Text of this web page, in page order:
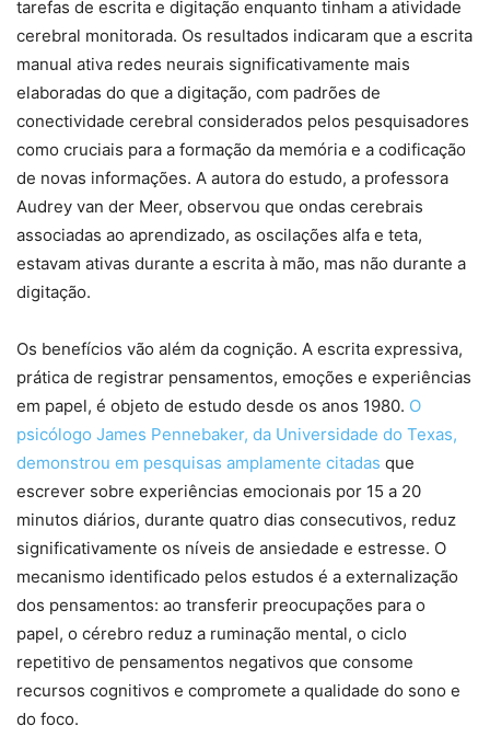
tarefas de escrita e digitação enquanto tinham a atividade
cerebral monitorada. Os resultados indicaram que a escrita
manual ativa redes neurais significativamente mais
elaboradas do que a digitação, com padrões de
conectividade cerebral considerados pelos pesquisadores
como cruciais para a formação da memória e a codificação
de novas informações. A autora do estudo, a professora
Audrey van der Meer, observou que ondas cerebrais
associadas ao aprendizado, as oscilações alfa e teta,
estavam ativas durante a escrita à mão, mas não durante a
digitação.
Os benefícios vão além da cognição. A escrita expressiva,
prática de registrar pensamentos, emoções e experiências
em papel, é objeto de estudo desde os anos 1980. O
psicólogo James Pennebaker, da Universidade do Texas,
demonstrou em pesquisas amplamente citadas que
escrever sobre experiências emocionais por 15 a 20
minutos diários, durante quatro dias consecutivos, reduz
significativamente os níveis de ansiedade e estresse. O
mecanismo identificado pelos estudos é a externalização
dos pensamentos: ao transferir preocupações para o
papel, o cérebro reduz a ruminação mental, o ciclo
repetitivo de pensamentos negativos que consome
recursos cognitivos e compromete a qualidade do sono e
do foco.